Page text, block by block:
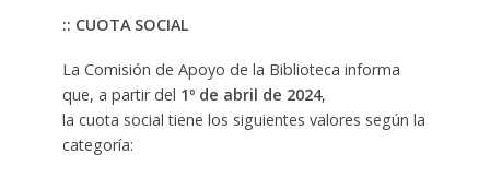
:: CUOTA SOCIAL
La Comisión de Apoyo de la Biblioteca informa
que, a partir del 1º de abril de 2024,
la cuota social tiene los siguientes valores según la
categoría: